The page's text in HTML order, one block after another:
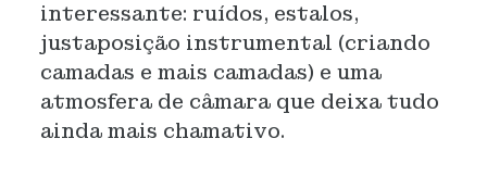
interessante: ruídos, estalos,
justaposição instrumental (criando
camadas e mais camadas) e uma
atmosfera de câmara que deixa tudo
ainda mais chamativo.